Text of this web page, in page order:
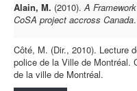
Alain, M. (2010).A
CoSA project accross Canada
Côté, M. (Dir., 2010). Lecture
police de la Ville de Montréal.
de la ville de Montréal.